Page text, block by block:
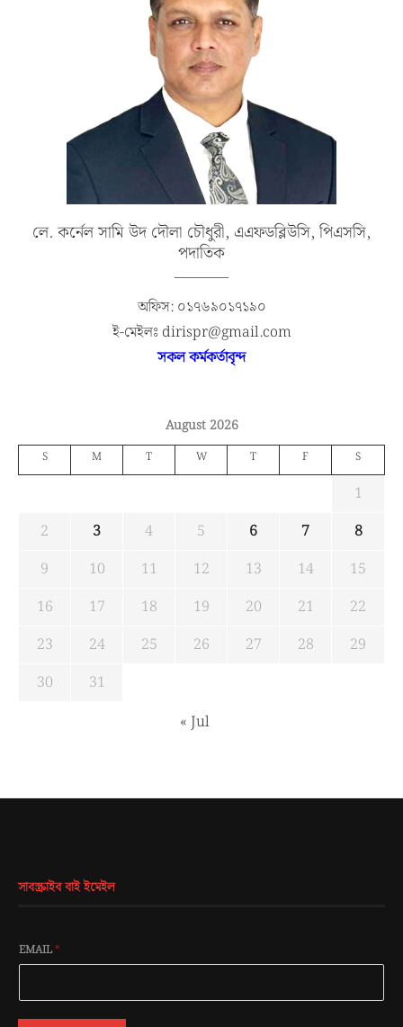
লে. কর্নেল সামি উদ দৌলা চৌধুরী, এএফডব্লিউসি, পিএসসি,
পদাতিক
অফিস: ০১৭৬৯০১৭১৯০
ই-মেইলঃ dirispr@gmail.com
সকল কর্মকর্তাবৃন্দ
August 2026
S M T W T F S
1
2
3 4 5 6 7
8
9
10 11 12 13 14
15
16
17 18 19 20 21
22
23
24 25 26 27 28
29
30
31
« Jul
সাবস্ক্রাইব বাই ইমেইল
EMAIL*